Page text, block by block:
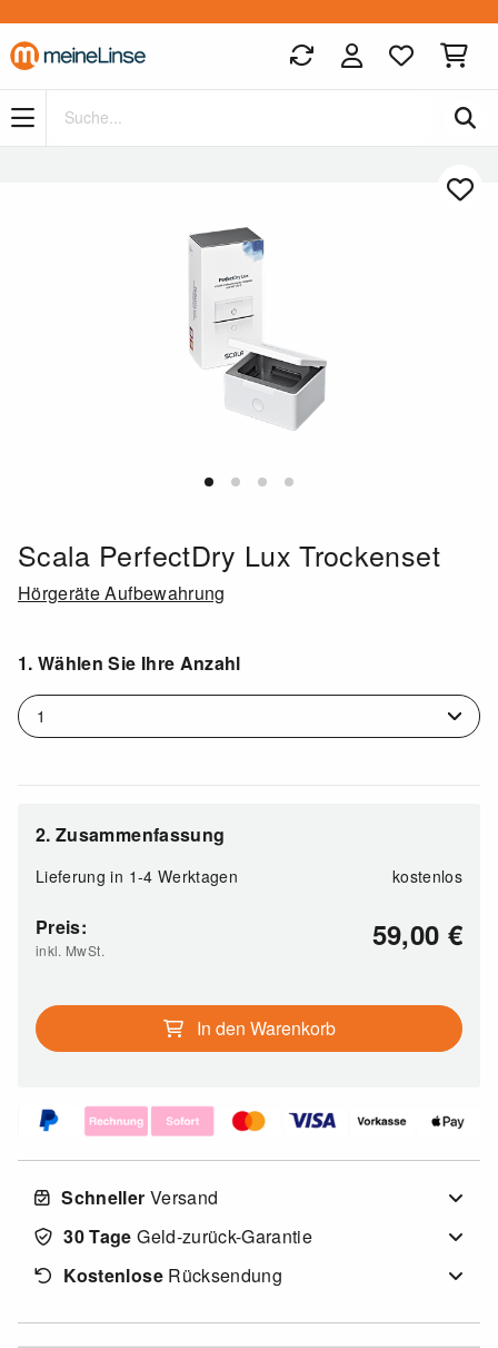
Zum Hauptinhalt springen
Scala PerfectDry Lux Trockenset
Hörgeräte Aufbewahrung
1. Wählen Sie Ihre Anzahl
2. Zusammenfassung
Lieferung in 1-4 Werktagen kostenlos
Preis:
inkl. MwSt. 59,00 €
In den Warenkorb
Schneller Versand
30 Tage Geld-zurück-Garantie
KostenloseRücksendung